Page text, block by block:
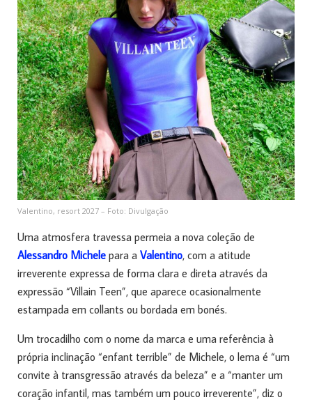
Valentino, resort 2027 – Foto: Divulgação
Uma atmosfera travessa permeia a nova coleção de
Alessandro Michele para a Valentino, com a atitude
irreverente expressa de forma clara e direta através da
expressão “Villain Teen”, que aparece ocasionalmente
estampada em collants ou bordada em bonés.
Um trocadilho com o nome da marca e uma referência à
própria inclinação “enfant terrible” de Michele, o lema é “um
convite à transgressão através da beleza” e a “manter um
coração infantil, mas também um pouco irreverente”, diz o